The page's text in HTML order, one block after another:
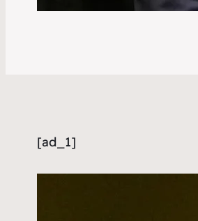
[ad_1]